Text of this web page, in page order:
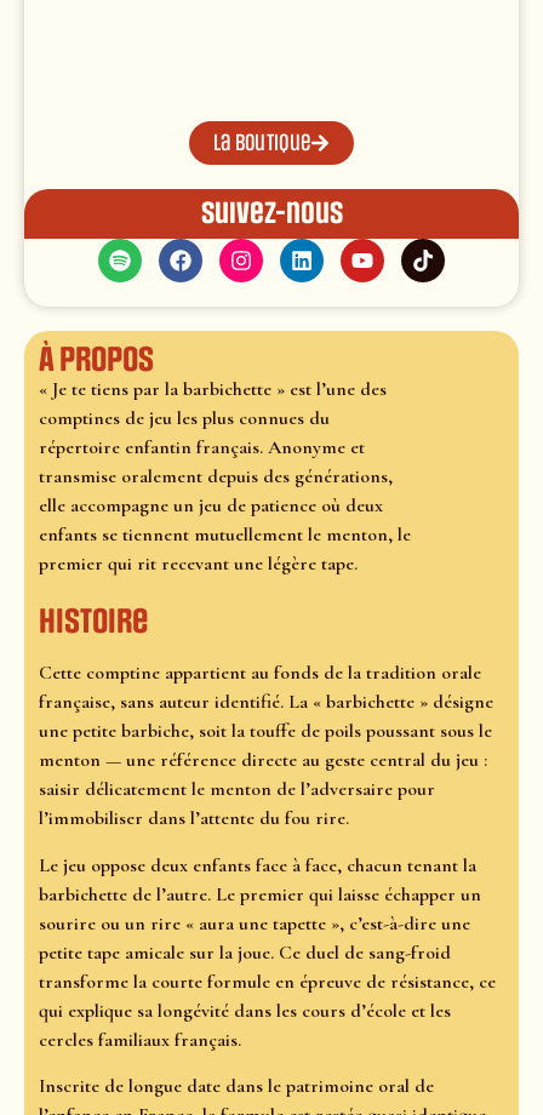
La boutique
Suivez-nous
À propos
« Je te tiens par la barbichette » est l’une des
comptines de jeu les plus connues du
répertoire enfantin français. Anonyme et
transmise oralement depuis des générations,
elle accompagne un jeu de patience où deux
enfants se tiennent mutuellement le menton, le
premier qui rit recevant une légère tape.
Histoire
Cette comptine appartient au fonds de la tradition orale
française, sans auteur identifié. La « barbichette » désigne
une petite barbiche, soit la touffe de poils poussant sous le
menton — une référence directe au geste central du jeu :
saisir délicatement le menton de l’adversaire pour
l’immobiliser dans l’attente du fou rire.
Le jeu oppose deux enfants face à face, chacun tenant la
barbichette de l’autre. Le premier qui laisse échapper un
sourire ou un rire « aura une tapette », c’est-à-dire une
petite tape amicale sur la joue. Ce duel de sang-froid
transforme la courte formule en épreuve de résistance, ce
qui explique sa longévité dans les cours d’école et les
cercles familiaux français.
Inscrite de longue date dans le patrimoine oral de